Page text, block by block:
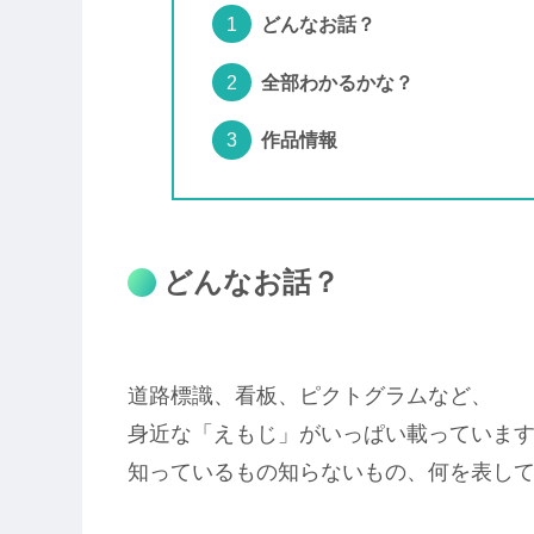
どんなお話？
全部わかるかな？
作品情報
どんなお話？
道路標識、看板、ピクトグラムなど、
身近な「えもじ」がいっぱい載っています
知っているもの知らないもの、何を表し